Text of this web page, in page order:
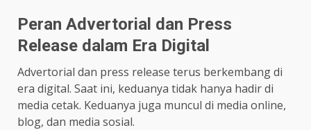
Peran Advertorial dan Press
Release dalam Era Digital
Advertorial dan press release terus berkembang di
era digital. Saat ini, keduanya tidak hanya hadir di
media cetak. Keduanya juga muncul di media online,
blog, dan media sosial.